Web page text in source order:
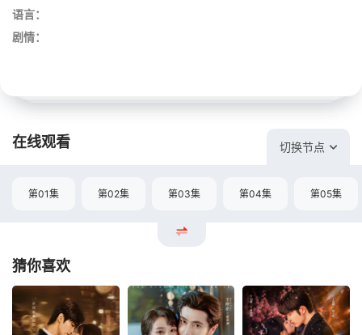
语言：
剧情：
在线观看 切换节点
第01集 第02集 第03集 第04集 第05集
猜你喜欢